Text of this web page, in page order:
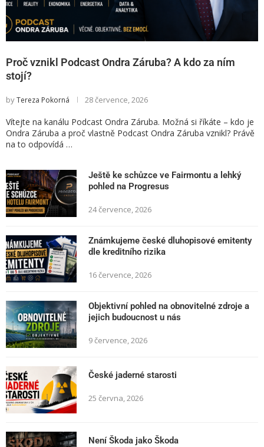
Proč vznikl Podcast Ondra Záruba? A kdo za ním
stojí?
byTereza Pokorná 28 července, 2026
Vítejte na kanálu Podcast Ondra Záruba. Možná si říkáte – kdo je
Ondra Záruba a proč vlastně Podcast Ondra Záruba vznikl? Právě
na to odpovídá …
Ještě ke schůzce ve Fairmontu a lehký
pohled na Progresus
24 července, 2026
Známkujeme české dluhopisové emitenty
dle kreditního rizika
16 července, 2026
Objektivní pohled na obnovitelné zdroje a
jejich budoucnost u nás
9 července, 2026
České jaderné starosti
25 června, 2026
Není Škoda jako Škoda